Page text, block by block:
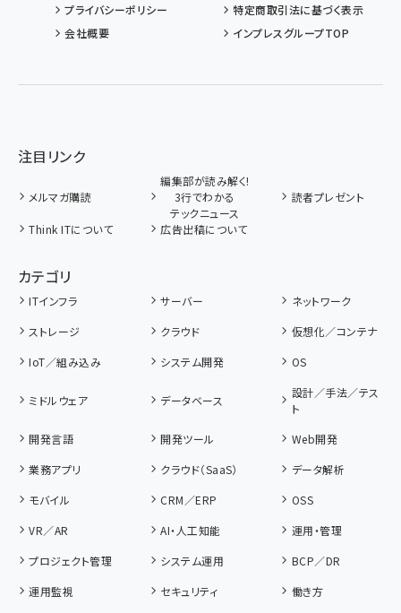
プライバシーポリシー
特定商取引法に基づく表示
会社概要
インプレスグループTOP
注目リンク
メルマガ購読
編集部が読み解く!
3行でわかる
テックニュース
読者プレゼント
Think ITについて 広告出稿について
カテゴリ
ITインフラ サーバー
ネットワーク
ストレージ
クラウド
仮想化／コンテナ
IoT／組み込み
システム開発 OS
ミドルウェア データベース
設計／手法／テス
ト
開発言語
開発ツール
Web開発
業務アプリ
クラウド（SaaS）
データ解析
モバイル
CRM／ERP
OSS
VR／AR
AI・人工知能
運用・管理
プロジェクト管理
システム運用
BCP／DR
運用監視
セキュリティ 働き方